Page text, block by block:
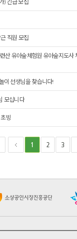
직원 모집
산 유아숲체험원 유아숲지도사
이 선생님을 찾습니다!
모십니다
빙
1 2 3